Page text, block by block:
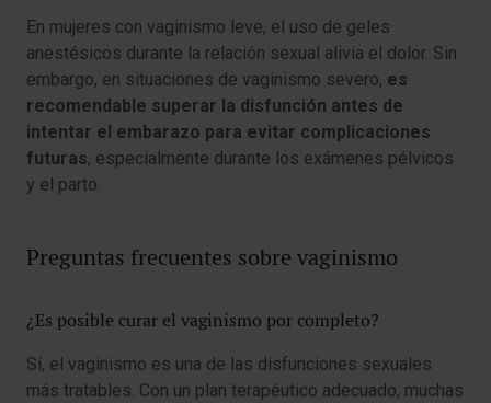
En mujeres con vaginismo leve, el uso de geles
anestésicos durante la relación sexual alivia el dolor. Sin
embargo, en situaciones de vaginismo severo, es
recomendable superar la disfunción antes de
intentar el embarazo para evitar complicaciones
futuras, especialmente durante los exámenes pélvicos
y el parto.
Preguntas frecuentes sobre vaginismo
¿Es posible curar el vaginismo por completo?
Sí, el vaginismo es una de las disfunciones sexuales
más tratables. Con un plan terapéutico adecuado, muchas